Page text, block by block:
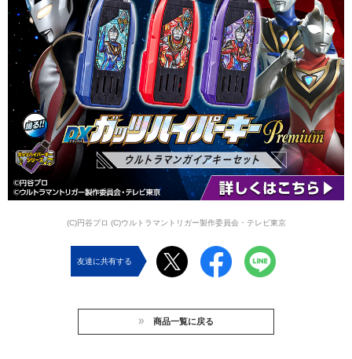
(C)円谷プロ (C)ウルトラマントリガー製作委員会・テレビ東京
友達に共有する
商品一覧に戻る